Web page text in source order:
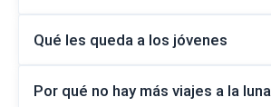
Qué les queda a los jóvenes
Por qué no hay más viajes a la luna